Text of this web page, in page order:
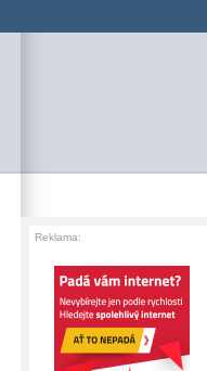
Reklama: